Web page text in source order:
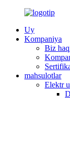
Uy
Kompaniya
Biz
mahsulotlar
Elektr